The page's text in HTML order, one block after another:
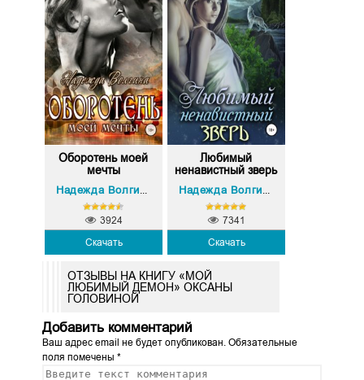
Оборотень моей
мечты
Надежда Волгина
Скачать
3924
Любимый
ненавистный зверь
Надежда Волгина
Скачать
7341
ОТЗЫВЫ НА КНИГУ «МОЙ
ЛЮБИМЫЙ ДЕМОН» ОКСАНЫ
ГОЛОВИНОЙ
Добавить комментарий
Ваш адрес email не будет опубликован.Обязательные
поля помечены *